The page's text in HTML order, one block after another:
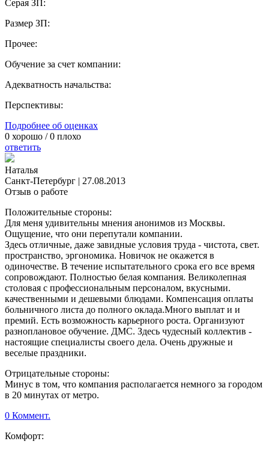
Серая ЗП:
Размер ЗП:
Прочее:
Обучение за счет компании:
Адекватность начальства:
Перспективы:
Подробнее об оценках
0 хорошо /0 плохо
ответить
Наталья
Санкт-Петербург | 27.08.2013
Отзыв о работе
Положительные стороны:
Для меня удивительны мнения анонимов из Москвы.
Ощущение, что они перепутали компании.
Здесь отличные, даже завидные условия труда - чистота, свет.
пространство, эргономика. Новичок не окажется в
одиночестве. В течение испытательного срока его все время
сопровождают. Полностью белая компания. Великолепная
столовая с профессиональным персоналом, вкусными.
качественными и дешевыми блюдами. Компенсация оплаты
больничного листа до полного оклада.Много выплат и и
премий. Есть возможность карьерного роста. Организуют
разноплановое обучение. ДМС. Здесь чудесный коллектив -
настоящие специалисты своего дела. Очень дружные и
веселые праздники.
Отрицательные стороны:
Минус в том, что компания располагается немного за городом
в 20 минутах от метро.
0 Коммент.
Комфорт: